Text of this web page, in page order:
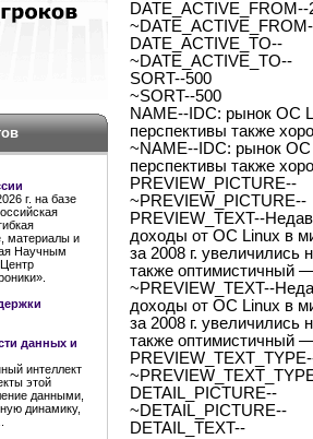
г. на базе
материалы и
Научным
данных и
интеллект
этой
данными,
динамику,
DATE_ACTIVE_FROM--
DATE_ACTIVE_TO--
~DATE_ACTIVE_TO--
SORT--500
~SORT--500
NAME--IDC: рынок ОС
перспективы также
~NAME--IDC: рынок ОС
перспективы также
PREVIEW_PICTURE--
~PREVIEW_PICTURE--
PREVIEW_TEXT--
доходы от ОС Linux в
за 2008 г. увеличились
также оптимистичный
~PREVIEW_TEXT--
доходы от ОС Linux в
за 2008 г. увеличились
также оптимистичный
DETAIL_PICTURE--
~DETAIL_PICTURE--
DETAIL_TEXT--